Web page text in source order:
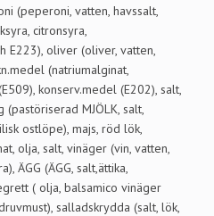
(peperoni, vatten, havssalt,
citronsyra,
E223), oliver (oliver, vatten,
(natriumalginat,
konserv.medel (E202), salt,
MJÖLK, salt,
ostlöpe), majs, röd lök,
olja, salt, vinäger (vin, vatten,
ÄGG (ÄGG, salt,ättika,
( olja, balsamico vinäger
salladskrydda (salt, lök,